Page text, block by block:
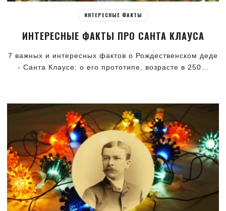
ИНТЕРЕСНЫЕ ФАКТЫ
ИНТЕРЕСНЫЕ ФАКТЫ ПРО САНТА КЛАУСА
7 важных и интересных фактов о Рождественском деде
- Санта Клаусе: о его прототипе, возрасте в 250...